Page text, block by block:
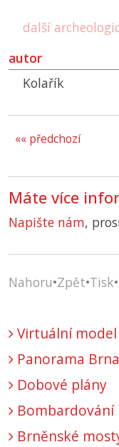
další
autor
Kolařík
«« předchozí
Máte více
Napište nám,
Nahoru•Zpět•Tisk•
Virtuální model
Panorama
Dobové plány
Bombardování
Brněnské